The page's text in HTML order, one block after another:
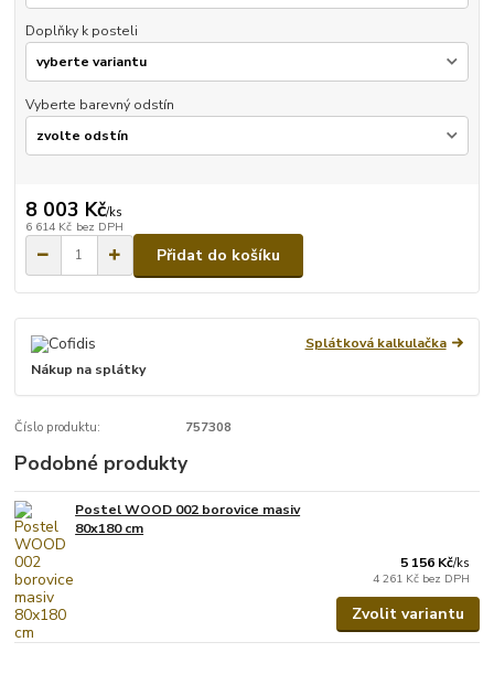
Doplňky k posteli
Vyberte barevný odstín
8 003 Kč/ks
6 614 Kč bez DPH
Přidat do košíku
Splátková kalkulačka
Nákup na splátky
Číslo produktu: 757308
Podobné produkty
Postel WOOD 002 borovice masiv
80x180 cm
5 156 Kč/ks
4 261 Kč bez DPH
Zvolit variantu